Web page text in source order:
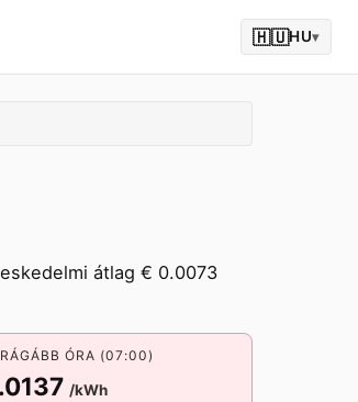
🇭🇺HU▾
átlag € 0.0073
ÓRA (07:00)
/kWh